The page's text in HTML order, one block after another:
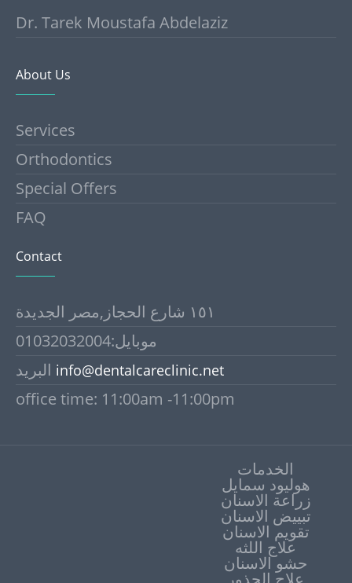
Dr. Tarek Moustafa Abdelaziz
About Us
Services
Orthodontics
Special Offers
FAQ
Contact
١٥١ شارع الحجاز,مصر الجديدة
موبايل:01032032004
info@dentalcareclinic.net
office time: 11:00am -11:00pm
الخدمات
هوليود سمايل
زراعة الاسنان
تبييض الاسنان
علاج اللثه
حشو الاسنان